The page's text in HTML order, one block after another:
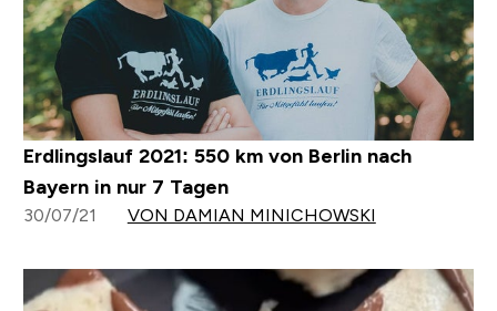
Erdlingslauf 2021: 550 km von Berlin nach
Bayern in nur 7 Tagen
30/07/21 VON DAMIAN MINICHOWSKI